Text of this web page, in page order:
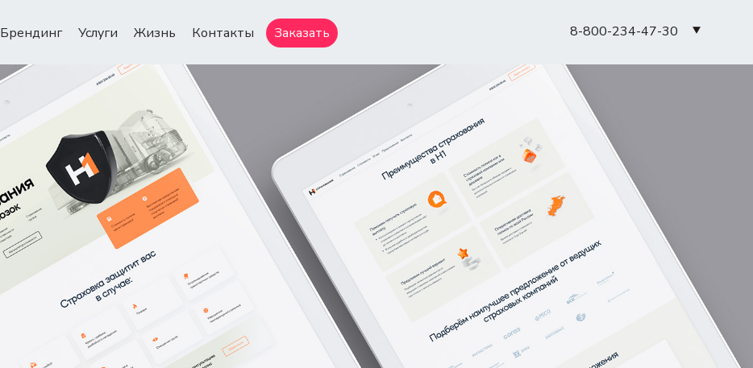
Брендинг Услуги Жизнь Контакты Заказать 8-800-234-47-30